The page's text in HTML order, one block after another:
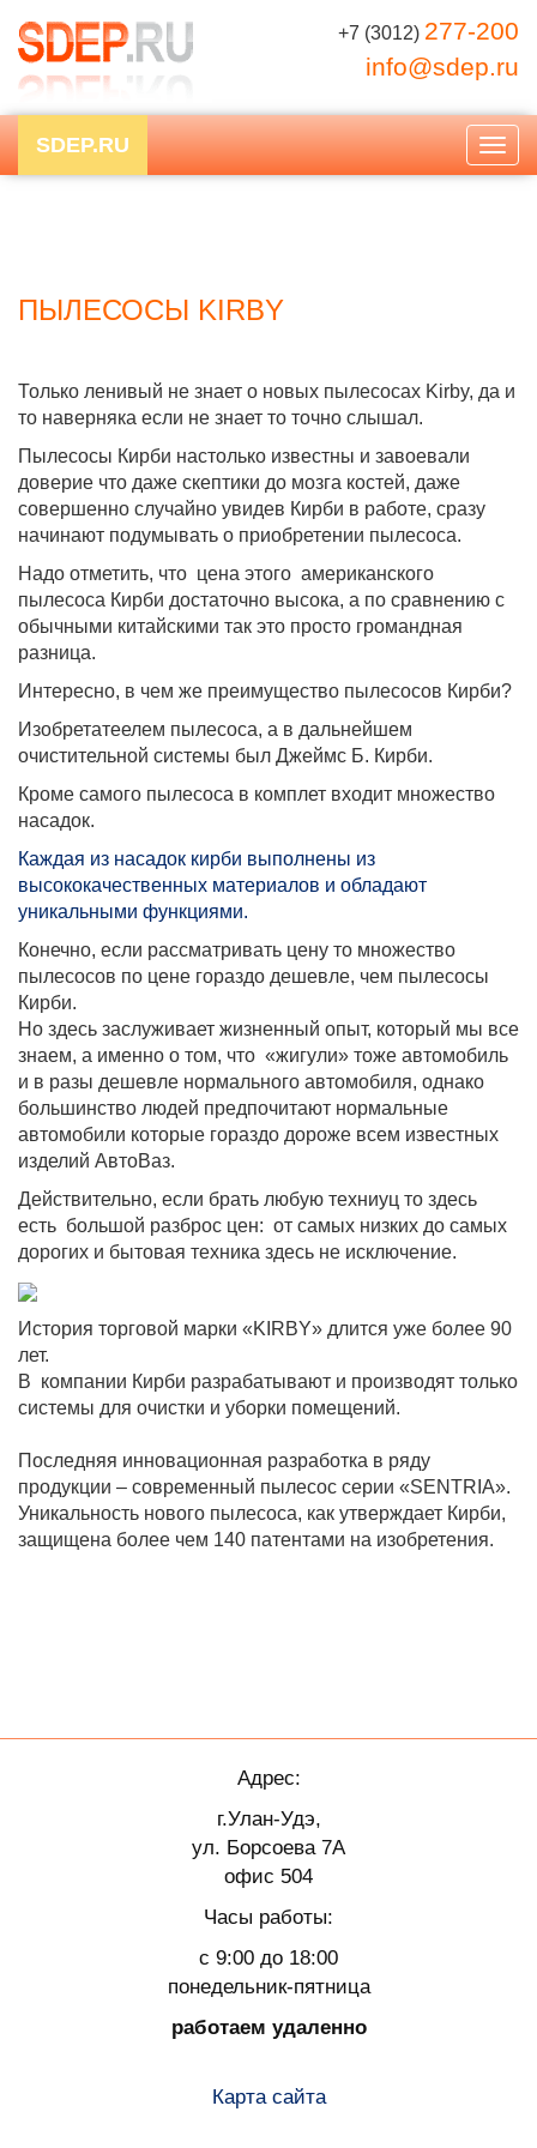
+7 (3012) 277-200
info@sdep.ru
SDEP.RU
ПЫЛЕСОСЫ KIRBY
Только ленивый не знает о новых пылесосах Kirby, да и
то наверняка если не знает то точно слышал.
Пылесосы Кирби настолько известны и завоевали
доверие что даже скептики до мозга костей, даже
совершенно случайно увидев Кирби в работе, сразу
начинают подумывать о приобретении пылесоса.
Надо отметить, что цена этого американского
пылесоса Кирби достаточно высока, а по сравнению с
обычными китайскими так это просто громандная
разница.
Интересно, в чем же преимущество пылесосов Кирби?
Изобретатеелем пылесоса, а в дальнейшем
очистительной системы был Джеймс Б. Кирби.
Кроме самого пылесоса в комплет входит множество
насадок.
Каждая из насадок кирби выполнены из
высококачественных материалов и обладают
уникальными функциями.
Конечно, если рассматривать цену то множество
пылесосов по цене гораздо дешевле, чем пылесосы
Кирби.
Но здесь заслуживает жизненный опыт, который мы все
знаем, а именно о том, что «жигули» тоже автомобиль
и в разы дешевле нормального автомобиля, однако
большинство людей предпочитают нормальные
автомобили которые гораздо дороже всем известных
изделий АвтоВаз.
Действительно, если брать любую техниуц то здесь
есть большой разброс цен: от самых низких до самых
дорогих и бытовая техника здесь не исключение.
История торговой марки «KIRBY» длится уже более 90
лет.
В компании Кирби разрабатывают и производят только
системы для очистки и уборки помещений.
Последняя инновационная разработка в ряду
продукции – современный пылесос серии «SENTRIA».
Уникальность нового пылесоса, как утверждает Кирби,
защищена более чем 140 патентами на изобретения.
Адрес:
г.Улан-Удэ,
ул. Борсоева 7А
офис 504
Часы работы:
с 9:00 до 18:00
понедельник-пятница
работаем удаленно
Карта сайта